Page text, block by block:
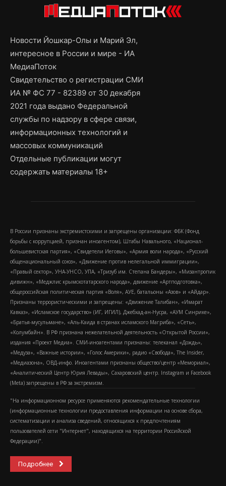
Новости Йошкар-Олы и Марий Эл,
интересное в России и мире - ИА
МедиаПоток
Свидетельство о регистрации СМИ
ИА № ФС 77 - 82389 от 30 декабря
2021 года выдано Федеральной
службы по надзору в сфере связи,
информационных технологий и
массовых коммуникаций
Отдельные публикации могут
содержать материалы 18+
В России признаны экстремистскими и запрещены организации: ФБК (Фонд
борьбы с коррупцией, признан иноагентом), Штабы Навального, «Национал-
большевистская партия», «Свидетели Иеговы», «Армия воли народа», «Русский
общенациональный союз», «Движение против нелегальной иммиграции»,
«Правый сектор», УНА-УНСО, УПА, «Тризуб им. Степана Бандеры», «Мизантропик
дивижн», «Меджлис крымскотатарского народа», движение «Артподготовка»,
общероссийская политическая партия «Воля», АУЕ, батальоны «Азов» и «Айдар».
Признаны террористическими и запрещены: «Движение Талибан», «Имарат
Кавказ», «Исламское государство» (ИГ, ИГИЛ), Джебхад-ан-Нусра, «АУМ Синрике»,
«Братья-мусульмане», «Аль-Каида в странах исламского Магриба», «Сеть»,
«Колумбайн». В РФ признана нежелательной деятельность «Открытой России»,
издания «Проект Медиа». СМИ-иноагентами признаны: телеканал «Дождь»,
«Медуза», «Важные истории», «Голос Америки», радио «Свобода», The Insider,
«Медиазона», ОВД-инфо. Иноагентами признаны общество/центр «Мемориал»,
«Аналитический Центр Юрия Левады», Сахаровский центр. Instagram и Facebook
(Metа) запрещены в РФ за экстремизм.
"На информационном ресурсе применяются рекомендательные технологии
(информационные технологии предоставления информации на основе сбора,
систематизации и анализа сведений, относящихся к предпочтениям
пользователей сети "Интернет", находящихся на территории Российской
Федерации)".
Подробнее